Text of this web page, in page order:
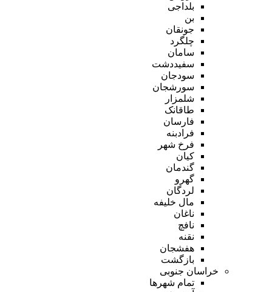
بلداجی
بن
جونقان
چلگرد
سامان
سفیددشت
سودجان
سورشجان
شلمزار
طاقانک
فارسان
فرادبنه
فرخ شهر
کیان
گندمان
گهرو
لردگان
مال خلیفه
ناغان
نافچ
نقنه
هفشجان
بازگشت
خراسان جنوبی
تمام شهر‌ها